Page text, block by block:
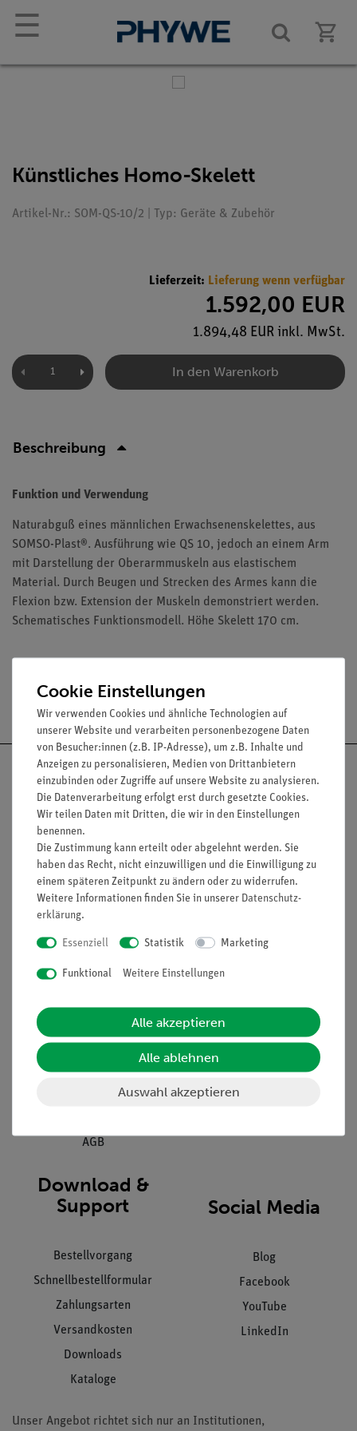
☰
Künstliches Homo-Skelett
Artikel-Nr.: SOM-QS-10/2 | Typ: Geräte & Zubehör
Lieferzeit: Lieferung wenn verfügbar
1.592,00 EUR
1.894,48 EUR inkl. MwSt.
In den Warenkorb
Beschreibung
Funktion und Verwendung
Naturabguß eines männlichen Erwachsenenskelettes, aus
SOMSO-Plast®. Ausführung wie QS 10, jedoch an einem Arm
mit Darstellung der Oberarmmuskeln aus elastischem
Material. Durch Beugen und Strecken des Armes kann die
Flexion bzw. Extension der Muskeln demonstriert werden.
Schematisches Funktionsmodell. Höhe Skelett 170 cm.
Versandkostenfrei ab 300,- €
Nach oben
Informationen
Unternehmen
Projekte und Lösungen
Stellenangebote
Kontakt
Hinweisgeberschutz
Datenschutz
AGB
Service
Übersicht Service
Beratung & Showroom
Inbetriebnahme & Schulungen
Download &
Support
Bestellvorgang
Schnellbestellformular
Zahlungsarten
Versandkosten
Downloads
Kataloge
Social Media
Blog
Facebook
YouTube
LinkedIn
Unser Angebot richtet sich nur an Institutionen,
Cookie Einstellungen
Wir verwenden Cookies und ähnliche Technologien auf
unserer Website und verarbeiten personenbezogene Daten
von Besucher:innen (z.B. IP-Adresse), um z.B. Inhalte und
Anzeigen zu personalisieren, Medien von Drittanbietern
einzubinden oder Zugriffe auf unsere Website zu analysieren.
Die Datenverarbeitung erfolgt erst durch gesetzte Cookies.
Wir teilen Daten mit Dritten, die wir in den Einstellungen
benennen.
Die Zustimmung kann erteilt oder abgelehnt werden. Sie
haben das Recht, nicht einzuwilligen und die Einwilligung zu
einem späteren Zeitpunkt zu ändern oder zu widerrufen.
Weitere Informationen finden Sie in unserer Daten­schutz­
erklärung.
Essenziell Statistik Marketing
Funktional Weitere Einstellungen
Alle akzeptieren
Alle ablehnen
Auswahl akzeptieren